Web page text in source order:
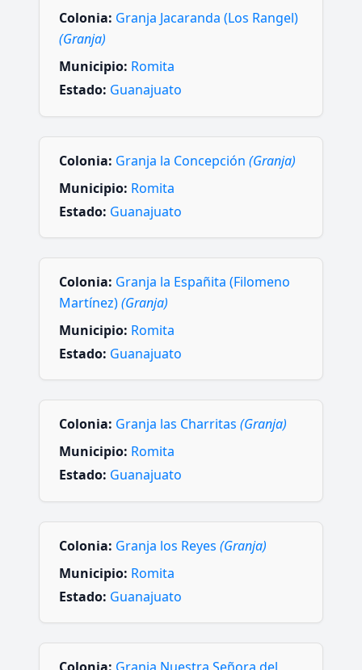
Colonia: Granja Jacaranda (Los Rangel)
(Granja)
Municipio: Romita
Estado: Guanajuato
Colonia: Granja la Concepción (Granja)
Municipio: Romita
Estado: Guanajuato
Colonia: Granja la Españita (Filomeno
Martínez)(Granja)
Municipio: Romita
Estado: Guanajuato
Colonia: Granja las Charritas (Granja)
Municipio: Romita
Estado: Guanajuato
Colonia: Granja los Reyes (Granja)
Municipio: Romita
Estado: Guanajuato